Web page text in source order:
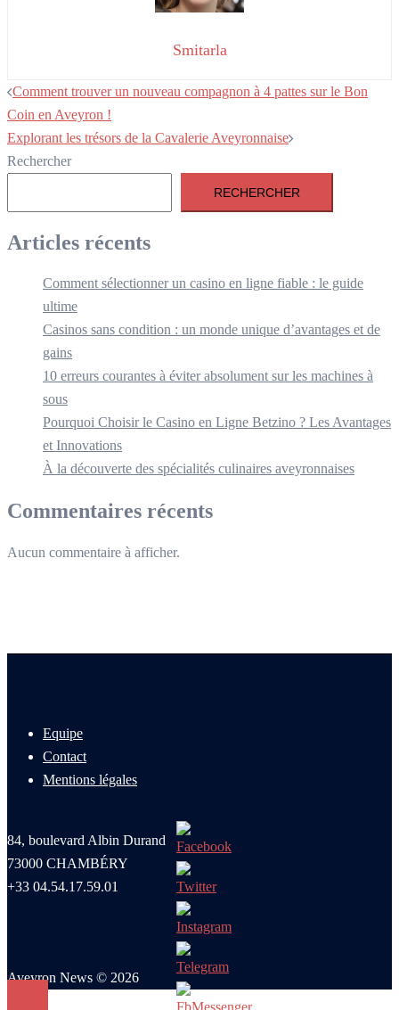
Smitarla
Navigation
d’article
Comment trouver un nouveau compagnon à 4 pattes sur le Bon
Coin en Aveyron !
Explorant les trésors de la Cavalerie Aveyronnaise
Rechercher
RECHERCHER
Articles récents
Comment sélectionner un casino en ligne fiable : le guide
ultime
Casinos sans condition : un monde unique d’avantages et de
gains
10 erreurs courantes à éviter absolument sur les machines à
sous
Pourquoi Choisir le Casino en Ligne Betzino ? Les Avantages
et Innovations
À la découverte des spécialités culinaires aveyronnaises
Commentaires récents
Aucun commentaire à afficher.
Equipe
Contact
Mentions légales
84, boulevard Albin Durand
73000 CHAMBÉRY
+33 04.54.17.59.01
Aveyron News © 2026